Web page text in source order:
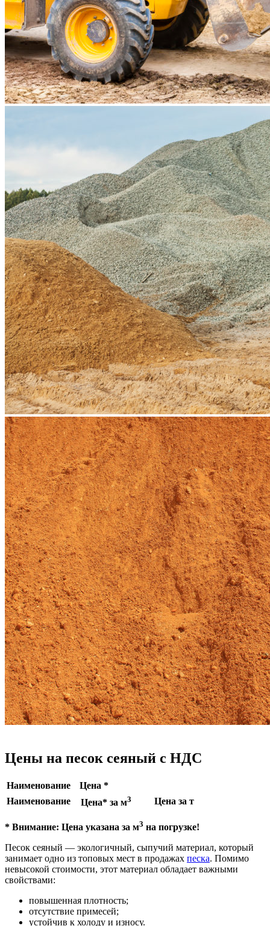
Цены на песок сеяный с НДС
Наименование
Цена *
Наименование
Цена* за м3 Цена за т
* Внимание: Цена указана за м3 на погрузке!
Песок сеяный — экологичный, сыпучий материал, который
занимает одно из топовых мест в продажах песка. Помимо
невысокой стоимости, этот материал обладает важными
свойствами:
повышенная плотность;
отсутствие примесей;
устойчив к холоду и износу.